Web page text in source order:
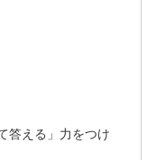
答える」力をつけ